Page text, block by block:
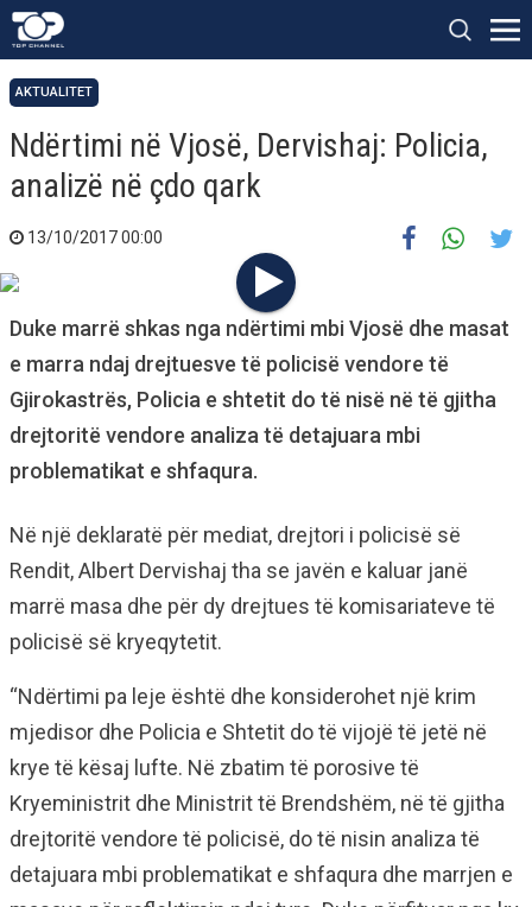
AKTUALITET
Ndërtimi në Vjosë, Dervishaj: Policia,
analizë në çdo qark
13/10/2017 00:00
Duke marrë shkas nga ndërtimi mbi Vjosë dhe masat
e marra ndaj drejtuesve të policisë vendore të
Gjirokastrës, Policia e shtetit do të nisë në të gjitha
drejtoritë vendore analiza të detajuara mbi
problematikat e shfaqura.
Në një deklaratë për mediat, drejtori i policisë së
Rendit, Albert Dervishaj tha se javën e kaluar janë
marrë masa dhe për dy drejtues të komisariateve të
policisë së kryeqytetit.
“Ndërtimi pa leje është dhe konsiderohet një krim
mjedisor dhe Policia e Shtetit do të vijojë të jetë në
krye të kësaj lufte. Në zbatim të porosive të
Kryeministrit dhe Ministrit të Brendshëm, në të gjitha
drejtoritë vendore të policisë, do të nisin analiza të
detajuara mbi problematikat e shfaqura dhe marrjen e